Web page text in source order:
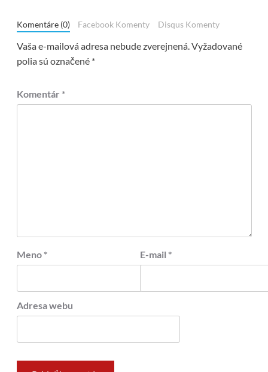
Komentáre (0) Facebook Komenty Disqus Komenty
Vaša e-mailová adresa nebude zverejnená.Vyžadované
polia sú označené *
Komentár *
Meno * E-mail *
Adresa webu